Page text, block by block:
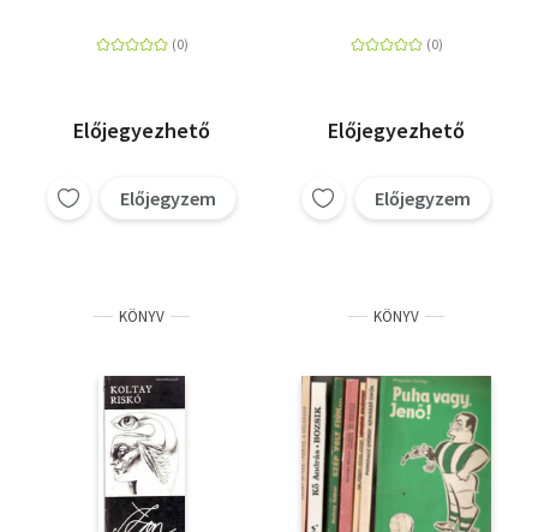
Előjegyezhető
Előjegyzem
Előjegyezhető
Előjegyzem
KÖNYV KÖNYV